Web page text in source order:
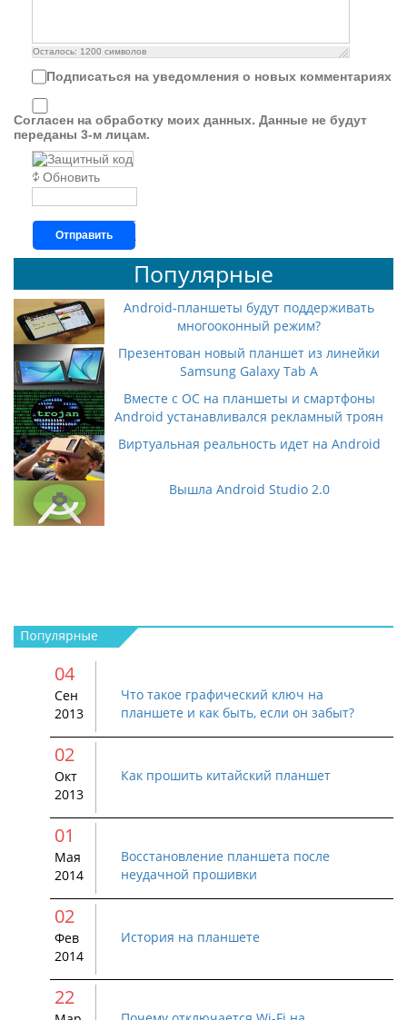
Осталось: 1200 символов
Подписаться на уведомления о новых комментариях
Согласен на обработку моих данных. Данные не будут
переданы 3-м лицам.
Обновить
Отправить
Популярные
Android-планшеты будут поддерживать
многооконный режим?
Презентован новый планшет из линейки
Samsung Galaxy Tab A
Вместе с ОС на планшеты и смартфоны
Android устанавливался рекламный троян
Виртуальная реальность идет на Android
Вышла Android Studio 2.0
04
Сен
2013
Что такое графический ключ на
планшете и как быть, если он забыт?
02
Окт
2013
Как прошить китайский планшет
01
Мая
2014
Восстановление планшета после
неудачной прошивки
02
Фев
2014
История на планшете
22
Мар
Почему отключается Wi-Fi на